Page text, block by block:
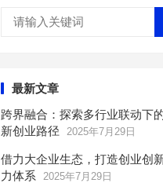
最新文章
跨界融合：探索多行业联动下
新创业路径
2025年7月29日
借力大企业生态，打造创业创
力体系
2025年7月29日